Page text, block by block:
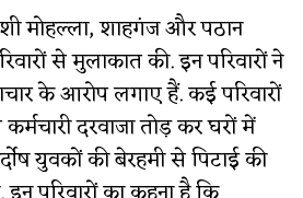
मोहल्ला, शाहगंज और पठान
से मुलाकात की. इन परिवारों ने
के आरोप लगाए हैं. कई परिवारों
दरवाजा तोड़ कर घरों में
युवकों की बेरहमी से पिटाई की